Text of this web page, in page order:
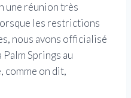
une réunion très
les restrictions
nous avons officialisé
Palm Springs au
comme on dit,